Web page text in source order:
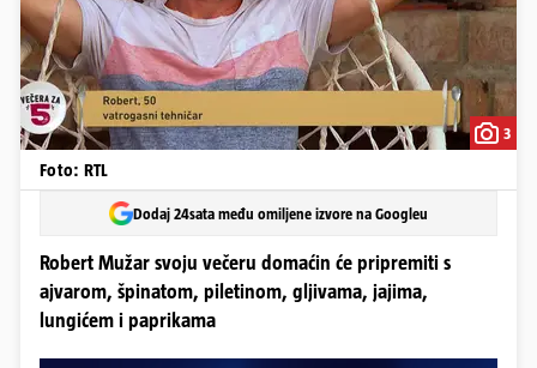
3
Foto: RTL
Dodaj 24sata među omiljene izvore na Googleu
Robert Mužar svoju večeru domaćin će pripremiti s
ajvarom, špinatom, piletinom, gljivama, jajima,
lungićem i paprikama